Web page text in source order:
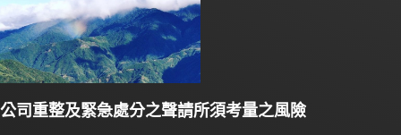
公司重整及緊急處分之聲請所須考量之風險